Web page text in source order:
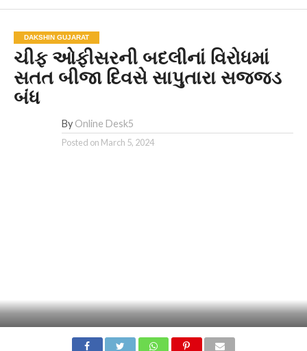
DAKSHIN GUJARAT
ચીફ ઓફીસરની બદલીનાં વિરોધમાં
સતત બીજા દિવસે સાપુતારા સજ્જડ
બંધ
By Online Desk5
Posted on March 5, 2024